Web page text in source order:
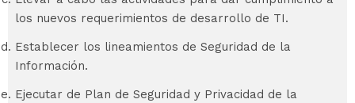
los nuevos requerimientos de desarrollo de TI.
Establecer los lineamientos de Seguridad de la
Información.
Ejecutar de Plan de Seguridad y Privacidad de la